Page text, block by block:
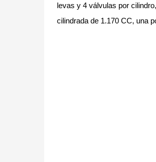
levas y 4 válvulas por
cilindrada de 1.170 CC, una